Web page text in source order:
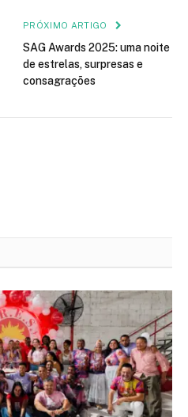
PRÓXIMO ARTIGO
SAG Awards 2025: uma noite
de estrelas, surpresas e
consagrações